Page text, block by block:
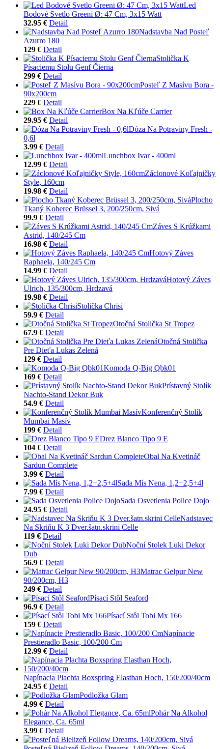
Led
Bodové Svetlo Greeni Ø: 47 Cm, 3x15 Watt
32.95 € Detail
Nadstavba Nad Posteľ
Azurro 180
129 € Detail
Stolička K
Písaciemu Stolu Genf Čierna
299 € Detail
Posteľ Z Masívu Bora -
90x200cm
229 € Detail
Box Na Kľúče Carrier
29.95 € Detail
Dóza Na Potraviny Fresh -
0,6l
3.99 € Detail
Lunchbox Ivar - 400ml
12.99 € Detail
Záclonové Koľajničky
Style, 160cm
19.98 € Detail
Plocho
Tkaný Koberec Brüssel 3, 200/250cm, Sivá
99.9 € Detail
Záves S Krúžkami
Astrid, 140/245 Cm
16.98 € Detail
Hotový Záves
Raphaela, 140/245 Cm
14.99 € Detail
Hotový Záves
Ulrich, 135/300cm, Hrdzavá
19.98 € Detail
Stolička Chrisi
59.9 € Detail
Otočná Stolička St Tropez
67.9 € Detail
Otočná Stolička
Pre Dieťa Lukas Zelená
129 € Detail
Komoda Q-Big Qbk01
169 € Detail
Prístavný Stolík
Nachto-Stand Dekor Buk
54.9 € Detail
Konferenčný Stolík
Mumbai Masív
199 € Detail
Drez Blanco Tipo 9 E
104 € Detail
Obal Na Kvetináč
Sardun Complete
3.99 € Detail
Sada Mís Nena, 1,2+2,5+4l
7.99 € Detail
Sada Osvetlenia Police Dojo
24.95 € Detail
Nadstavec
Na Skriňu K 3 Dver.šatn.skrini Celle
119 € Detail
Noční Stolek Luki Dekor
Dub
56.9 € Detail
Matrac Gelpur New
90/200cm, H3
249 € Detail
Písací Stôl Seaford
96.9 € Detail
Písací Stôl Tobi Mx 166
159 € Detail
Napínacie
Prestieradlo Basic, 100/200 Cm
12.99 € Detail
Napínacia Plachta Boxspring Elasthan Hoch, 150/200/40cm
24.95 € Detail
Podložka Glam
4.99 € Detail
Pohár Na Alkohol
Elegance, Ca. 65ml
3.99 € Detail